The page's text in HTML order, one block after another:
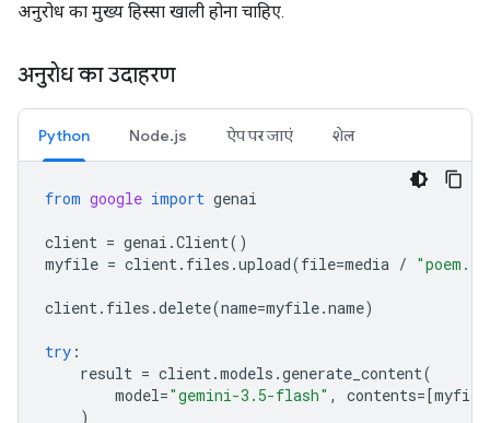
अनुरोध का मुख्य हिस्सा खाली होना चाहिए.
अनुरोध का उदाहरण
Python Node.js ऐप पर जाएं शेल
from google import genai
client = genai .Client()
myfile = client. files .upload(file=media /
client. files .delete(name=myfile.name)
try :
result = client.models .generate_content(
model="gemini-3.5-flash" , contents=[myfile
)